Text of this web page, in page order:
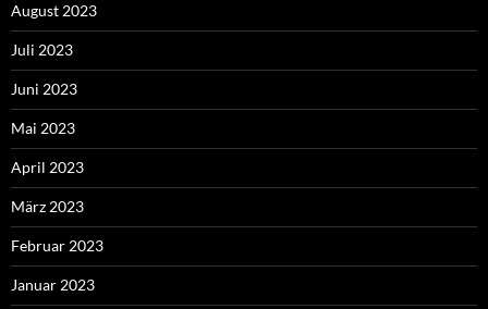
August 2023
Juli 2023
Juni 2023
Mai 2023
April 2023
März 2023
Februar 2023
Januar 2023